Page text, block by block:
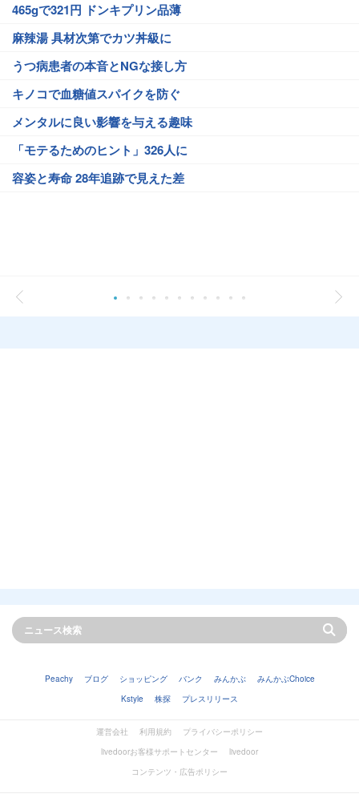
465gで321円 ドンキプリン品薄
麻辣湯 具材次第でカツ丼級に
うつ病患者の本音とNGな接し方
キノコで血糖値スパイクを防ぐ
メンタルに良い影響を与える趣味
「モテるためのヒント」326人に
容姿と寿命 28年追跡で見えた差
Peachy ブログ ショッピング バンク みんかぶ
みんかぶChoice
Kstyle
株探 プレスリリース
運営会社 利用規約
プライバシーポリシー
livedoorお客様サポートセンター
livedoor
コンテンツ・広告ポリシー